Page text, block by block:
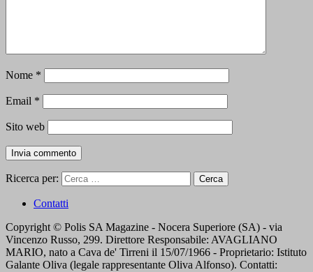
Nome *
Email *
Sito web
Ricerca per:
Contatti
Copyright © Polis SA Magazine - Nocera Superiore (SA) - via
Vincenzo Russo, 299. Direttore Responsabile: AVAGLIANO
MARIO, nato a Cava de' Tirreni il 15/07/1966 - Proprietario: Istituto
Galante Oliva (legale rappresentante Oliva Alfonso). Contatti: